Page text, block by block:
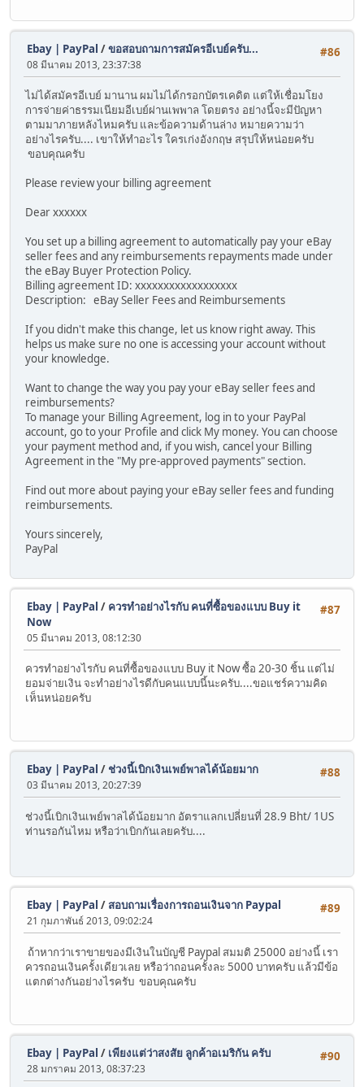
#86
Ebay | PayPal /ขอสอบถามการสมัครอีเบย์ครับ...
08 มีนาคม 2013, 23:37:38
ไม่ได้สมัครอีเบย์ มานาน ผมไม่ได้กรอกบัตรเคดิต แต่ให้เชื่อมโยง
การจ่ายค่าธรรมเนียมอีเบย์ผ่านเพพาล โดยตรง อย่างนี้จะมีปัญหา
ตามมาภายหลังไหมครับ และข้อความด้านล่าง หมายความว่า
อย่างไรครับ.... เขาให้ทำอะไร ใครเก่งอังกฤษ สรุปให้หน่อยครับ
ขอบคุณครับ
Please review your billing agreement
Dear xxxxxx
You set up a billing agreement to automatically pay your eBay
seller fees and any reimbursements repayments made under
the eBay Buyer Protection Policy.
Billing agreement ID: xxxxxxxxxxxxxxxxxx
Description: eBay Seller Fees and Reimbursements
If you didn't make this change, let us know right away. This
helps us make sure no one is accessing your account without
your knowledge.
Want to change the way you pay your eBay seller fees and
reimbursements?
To manage your Billing Agreement, log in to your PayPal
account, go to your Profile and click My money. You can choose
your payment method and, if you wish, cancel your Billing
Agreement in the "My pre-approved payments" section.
Find out more about paying your eBay seller fees and funding
reimbursements.
Yours sincerely,
PayPal
#87
Ebay | PayPal / ควรทำอย่างไรกับ คนที่ซื้อของแบบ Buy it
Now
05 มีนาคม 2013, 08:12:30
ควรทำอย่างไรกับ คนที่ซื้อของแบบ Buy it Now ซื้อ 20-30 ชิ้น แต่ไม่
ยอมจ่ายเงิน จะทำอย่างไรดีกับคนแบบนี้นะครับ....ขอแชร์ความคิด
เห็นหน่อยครับ
#88
Ebay | PayPal / ช่วงนี้เบิกเงินเพย์พาลได้น้อยมาก
03 มีนาคม 2013, 20:27:39
ช่วงนี้เบิกเงินเพย์พาลได้น้อยมาก อัตราแลกเปลี่ยนที่ 28.9 Bht/ 1US
ท่านรอกันไหม หรือว่าเบิกกันเลยครับ....
#89
Ebay | PayPal / สอบถามเรื่องการถอนเงินจาก Paypal
21 กุมภาพันธ์ 2013, 09:02:24
ถ้าหากว่าเราขายของมีเงินในบัญชี Paypal สมมติ 25000 อย่างนี้ เรา
ควรถอนเงินครั้งเดียวเลย หรือว่าถอนครั้งละ 5000 บาทครับ แล้วมีข้อ
แตกต่างกันอย่างไรครับ ขอบคุณครับ
#90
Ebay | PayPal / เพียงแต่ว่าสงสัย ลูกค้าอเมริกัน ครับ
28 มกราคม 2013, 08:37:23